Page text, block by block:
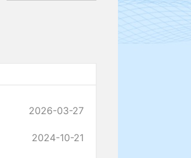
2026-03-27
2024-10-21